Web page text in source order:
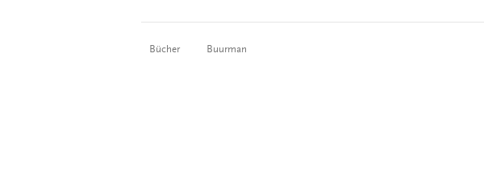
Bücher Buurman